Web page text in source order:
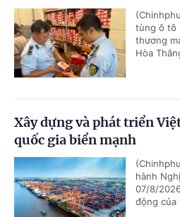
tùng ô tô
thương
Hòa
Xây dựng và phát triển
quốc gia biển mạnh
hành
07/8/
động của